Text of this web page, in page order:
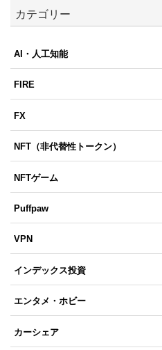
カテゴリー
AI・人工知能
FIRE
FX
NFT（非代替性トークン）
NFTゲーム
Puffpaw
VPN
インデックス投資
エンタメ・ホビー
カーシェア